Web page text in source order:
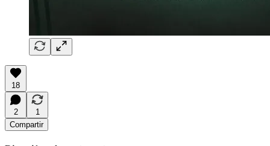
18
2
1
Compartir